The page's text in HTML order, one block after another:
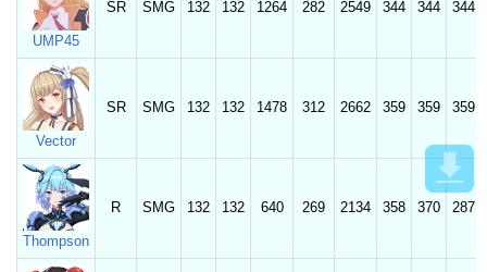
UMP45
SR SMG 132 132 1264 282 2549 344 344 344
Vector
SR SMG 132 132 1478 312 2662 359 359 359
Thompson
R SMG 132 132 640 269 2134 358 370 287